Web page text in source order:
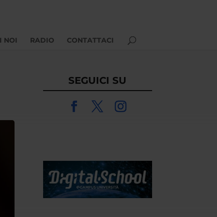
NOI RADIO CONTATTACI
SEGUICI SU